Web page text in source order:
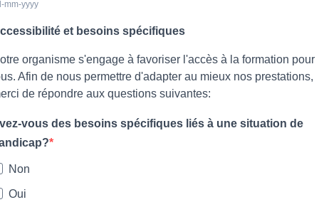
mm-yyyy
et besoins spécifiques
organisme s'engage à favoriser l'accès à la formation pour
Afin de nous permettre d'adapter au mieux nos prestations,
de répondre aux questions suivantes:
vous des besoins spécifiques liés à une situation de
Non
Oui